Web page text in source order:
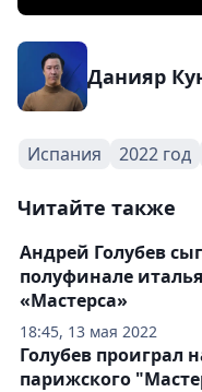
Данияр
Испания 2022 год
Читайте также
18:45, 13 мая 2022
Андрей Голубев
полуфинале
«Мастерса»
Голубев проиграл
парижского